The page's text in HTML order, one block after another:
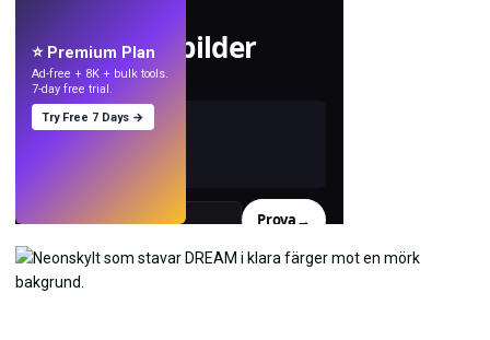
bakgrundsbilder
med AI.
Prova→
⭐ Premium Plan
Ad-free + 8K + bulk tools.
7-day free trial.
Try Free 7 Days →